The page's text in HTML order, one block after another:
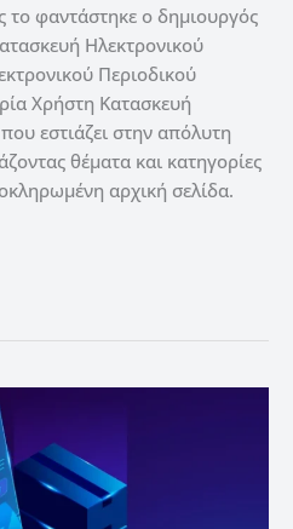
φαντάστηκε ο δημιουργός
Ηλεκτρονικού
Περιοδικού
Χρήστη Κατασκευή
εστιάζει στην απόλυτη
θέματα και κατηγορίες
αρχική σελίδα.